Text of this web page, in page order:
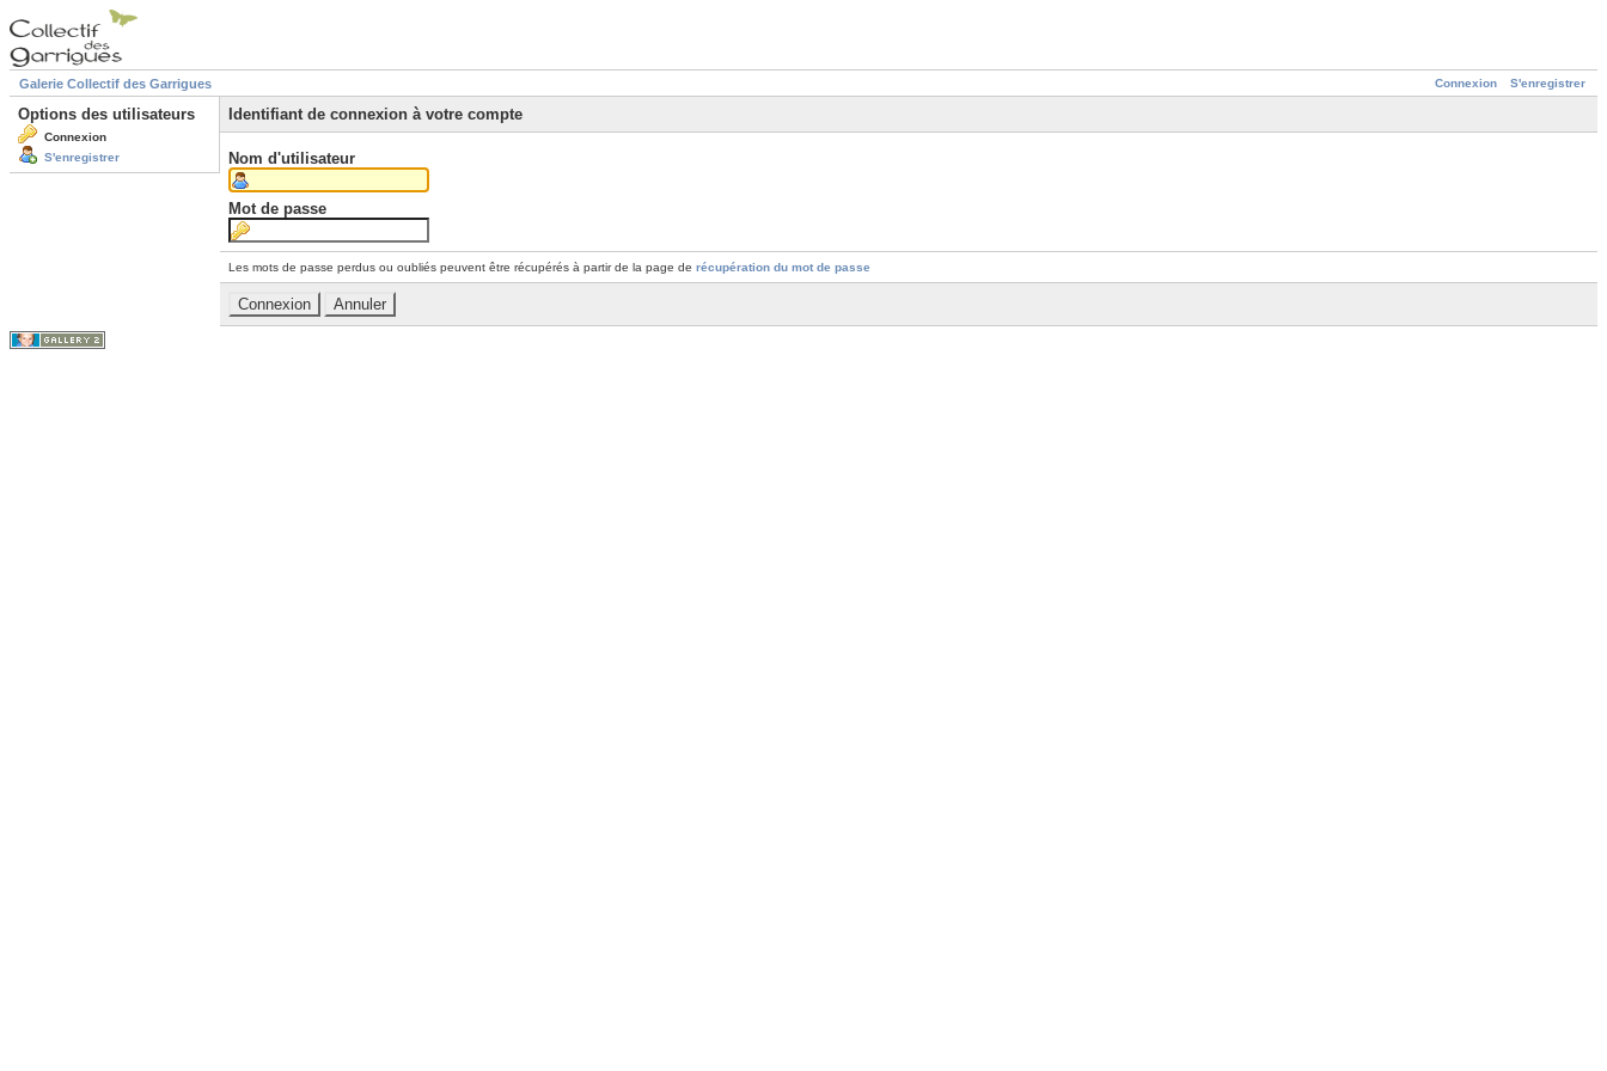
Connexion S'enregistrer
Galerie Collectif des Garrigues
Options des utilisateurs
Connexion
S'enregistrer
Identifiant de connexion à votre compte
Nom d'utilisateur
Mot de passe
Les mots de passe perdus ou oubliés peuvent être récupérés à partir de la page de récupération du mot de passe